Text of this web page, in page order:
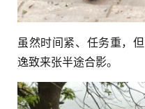
虽然时间紧、任务重，
逸致来张半途合影。